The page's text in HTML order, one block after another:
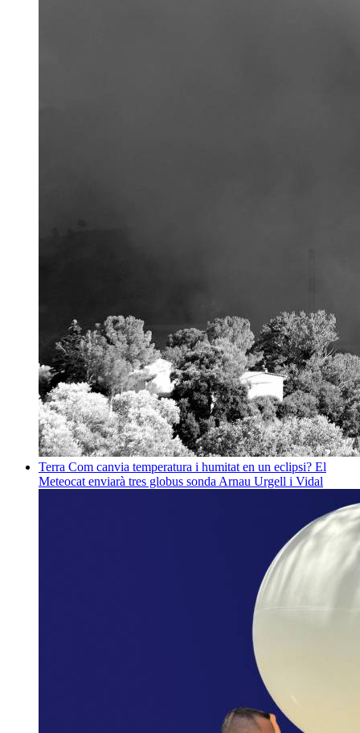
Terra Com canvia temperatura i humitat en un eclipsi? El
Meteocat enviarà tres globus sonda Arnau Urgell i Vidal